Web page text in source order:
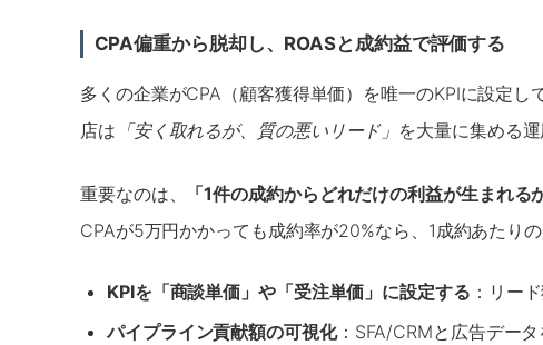
CPA偏重から脱却し、ROASと成約益で評価する
多くの企業がCPA（顧客獲得単価）を唯一のKPIに設定
店は 「安く取れるが、質の悪いリード」 を大量に集める
重要なのは、 「1件の成約からどれだけの利益が生まれる
CPAが5万円かかっても成約率が20%なら、1成約あたり
KPIを「商談単価」や「受注単価」に設定する ：リー
パイプライン貢献額の可視化：SFA/CRMと広告デー